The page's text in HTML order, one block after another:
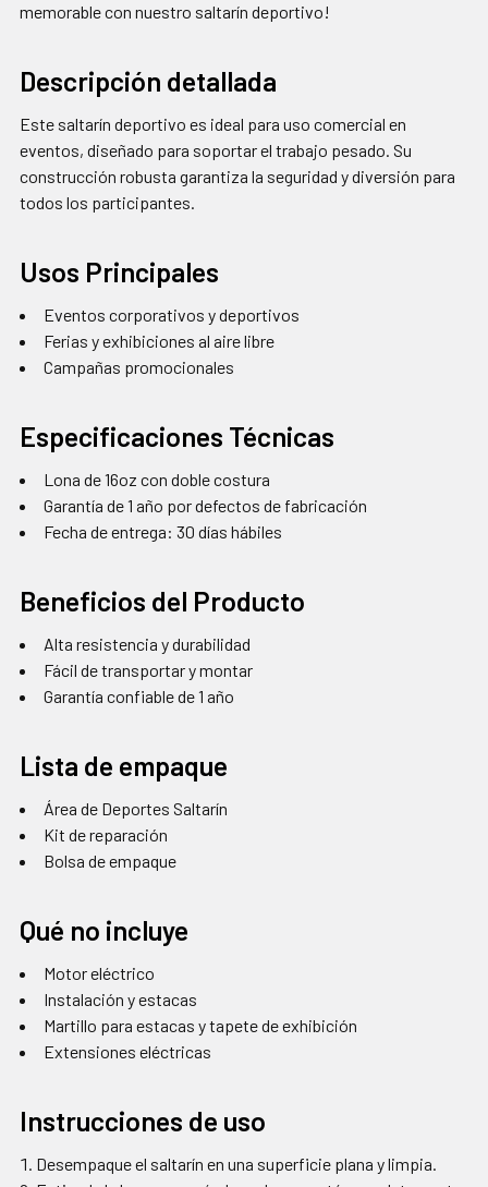
memorable con nuestro saltarín deportivo!
Descripción detallada
Este saltarín deportivo es ideal para uso comercial en
eventos, diseñado para soportar el trabajo pesado. Su
construcción robusta garantiza la seguridad y diversión para
todos los participantes.
Usos Principales
Eventos corporativos y deportivos
Ferias y exhibiciones al aire libre
Campañas promocionales
Especificaciones Técnicas
Lona de 16oz con doble costura
Garantía de 1 año por defectos de fabricación
Fecha de entrega: 30 días hábiles
Beneficios del Producto
Alta resistencia y durabilidad
Fácil de transportar y montar
Garantía confiable de 1 año
Lista de empaque
Área de Deportes Saltarín
Kit de reparación
Bolsa de empaque
Qué no incluye
Motor eléctrico
Instalación y estacas
Martillo para estacas y tapete de exhibición
Extensiones eléctricas
Instrucciones de uso
Desempaque el saltarín en una superficie plana y limpia.